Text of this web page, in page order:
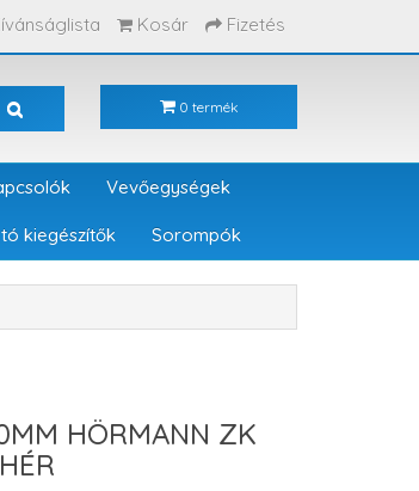
Kosár Fizetés
0 termék
Vevőegységek
kiegészítők Sorompók
HÖRMANN ZK